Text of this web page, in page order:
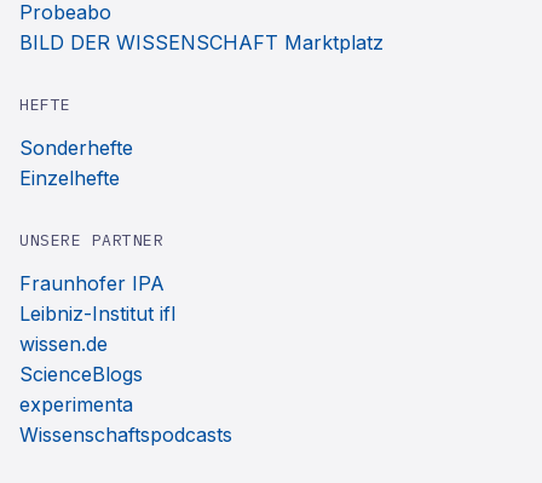
Probeabo
BILD DER WISSENSCHAFT Marktplatz
HEFTE
Sonderhefte
Einzelhefte
UNSERE PARTNER
Fraunhofer IPA
Leibniz-Institut ifl
wissen.de
ScienceBlogs
experimenta
Wissenschaftspodcasts